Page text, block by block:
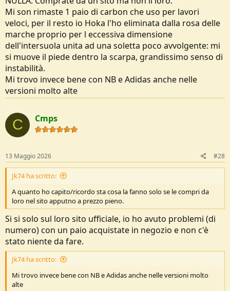
Mi son rimaste 1 paio di carbon che uso per lavori
veloci, per il resto io Hoka l'ho eliminata dalla rosa delle
marche proprio per l eccessiva dimensione
dell'intersuola unita ad una soletta poco avvolgente: mi
si muove il piede dentro la scarpa, grandissimo senso di
instabilità.
Mi trovo invece bene con NB e Adidas anche nelle
versioni molto alte
C Cmps
13 Maggio 2026 #28
Jk74 ha scritto:
A quanto ho capito/ricordo sta cosa la fanno solo se le compri da
loro nel sito apputno a prezzo pieno.
Si si solo sul loro sito ufficiale, io ho avuto problemi (di
numero) con un paio acquistate in negozio e non c'è
stato niente da fare.
Jk74 ha scritto:
Mi trovo invece bene con NB e Adidas anche nelle versioni molto
alte